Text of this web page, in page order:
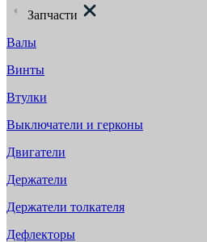
Запчасти
Валы
Винты
Втулки
Выключатели и герконы
Двигатели
Держатели
Держатели толкателя
Дефлекторы